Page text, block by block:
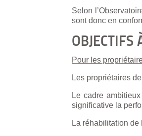
Selon
sont donc en
OBJECTIFS
Pour les
Les propriétaires
Le cadre
significative la
La réhabilitation